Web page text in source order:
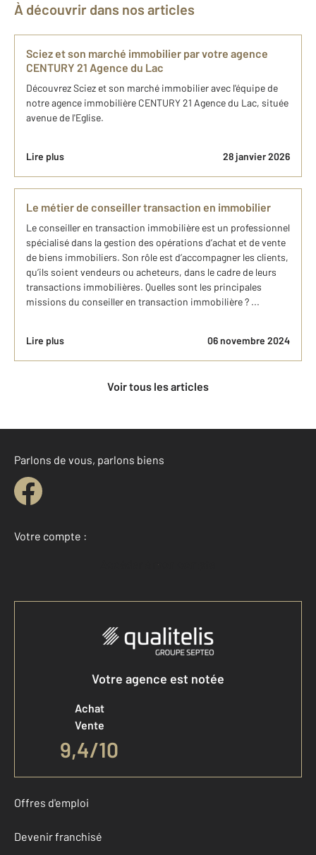
À découvrir dans nos articles
Sciez et son marché immobilier par votre agence
CENTURY 21 Agence du Lac
Découvrez Sciez et son marché immobilier avec l'équipe de
notre agence immobilière CENTURY 21 Agence du Lac, située
avenue de l'Eglise.
Lire plus 28 janvier 2026
Le métier de conseiller transaction en immobilier
Le conseiller en transaction immobilière est un professionnel
spécialisé dans la gestion des opérations d’achat et de vente
de biens immobiliers. Son rôle est d’accompagner les clients,
qu’ils soient vendeurs ou acheteurs, dans le cadre de leurs
transactions immobilières. Quelles sont les principales
missions du conseiller en transaction immobilière ? ...
Lire plus 06 novembre 2024
Voir tous les articles
Parlons de vous, parlons biens
Votre compte :
Accéder à mon compte
Votre agence est notée
Achat
Vente
9,4/10
Offres d'emploi
Devenir franchisé